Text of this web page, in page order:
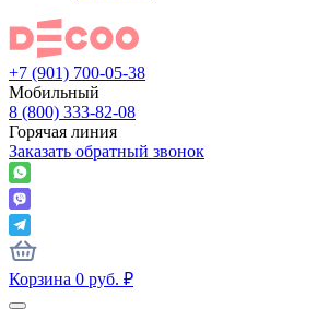
+7 (901) 700-05-38
Мобильный
8 (800) 333-82-08
Горячая линия
Заказать обратный звонок
Корзина 0 руб. ₽